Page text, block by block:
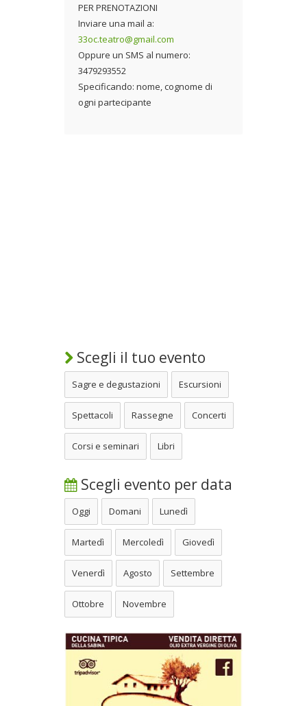
PER PRENOTAZIONI
Inviare una mail a:
33oc.teatro@gmail.com
Oppure un SMS al numero:
3479293552
Specificando: nome, cognome di
ogni partecipante
Scegli il tuo evento
Sagre e degustazioni Escursioni
Spettacoli Rassegne Concerti
Corsi e seminari Libri
Scegli evento per data
Oggi Domani Lunedì
Martedì Mercoledì Giovedì
Venerdì Agosto Settembre
Ottobre Novembre